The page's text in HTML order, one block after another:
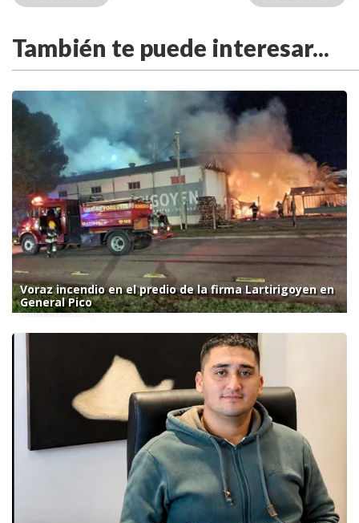
También te puede interesar...
Voraz incendio en el predio de la firma Lartirigoyen en
General Pico